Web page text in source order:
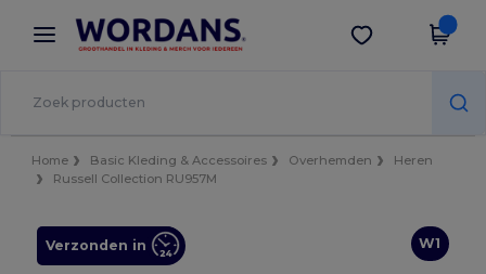
× Wordans-app
Betere prijzen in de app!
Download app
Home Basic Kleding & Accessoires Overhemden
Heren
Russell Collection RU957M
W1
Verzonden in